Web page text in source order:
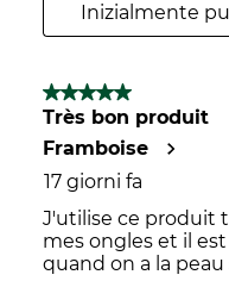
Inizialmente
5 su 5 stelle.
Très bon produit
Framboise
17 giorni fa
J'utilise ce produit
mes ongles et il
quand on a la peau